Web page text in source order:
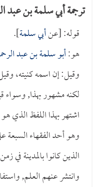
ترجمة أبي سلمة بن عبد
قوله: [عنأبي سلمة].
هو:أبو سلمة بن عبد
وقيل: إن اسمه كنيته،
لكنه مشهور بهذا, وسواء
اشتهر بهذا اللفظ الذي
وهو أحد الفقهاء السبعة
الذين كانوا بالمدينة في
وانتشر عنهم العلم,